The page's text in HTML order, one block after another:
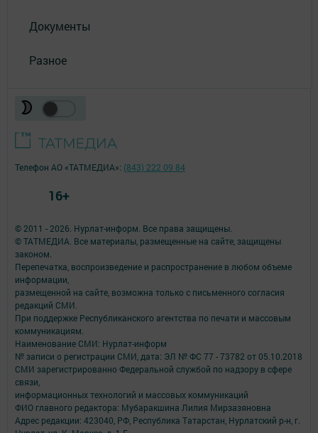
Документы
Разное
© 2011 - 2026. Нурлат-⁠информ. Все права защищены.
© ТАТМЕДИА. Все материалы, размещенные на сайте, защищены
законом.
Перепечатка, воспроизведение и распространение в любом объеме
информации,
размещенной на сайте, возможна только с письменного согласия
редакций СМИ.
При поддержке Республиканского агентства по печати и массовым
коммуникациям.
Наименование СМИ: Нурлат-⁠информ
№ записи о регистрации СМИ, дата: ЭЛ № ФС 77 -⁠ 73782 от 05.10.2018
СМИ зарегистрированно Федеральной службой по надзору в сфере
связи,
информационных технологий и массовых коммуникаций
ФИО главного редактора: Мубаракшина Лилия Мирзазяновна
Адрес редакции: 423040, РФ, Республика Татарстан, Нурлатский р-н, г.
Телефон АО «ТАТМЕДИА»: (843) 222 09 84
16+